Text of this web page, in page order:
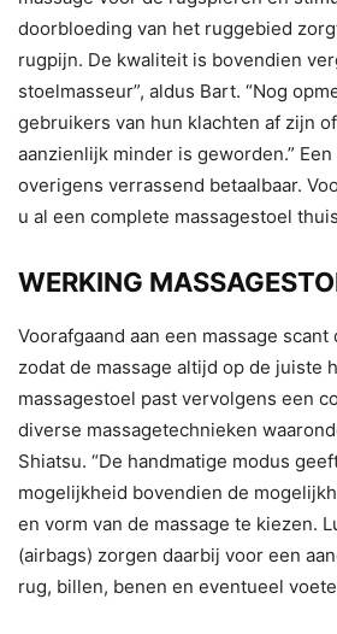
doorbloeding van het ruggebied
rugpijn. De kwaliteit is bovendien
stoelmasseur”, aldus Bart. “Nog
gebruikers van hun klachten af zijn
aanzienlijk minder is geworden.”
overigens verrassend betaalbaar.
u al een complete massagestoel
WERKING
Voorafgaand aan een massage
zodat de massage altijd op de juiste
massagestoel past vervolgens een
diverse massagetechnieken
Shiatsu. “De handmatige modus
mogelijkheid bovendien de
en vorm van de massage te kiezen.
(airbags) zorgen daarbij voor een
rug, billen, benen en eventueel